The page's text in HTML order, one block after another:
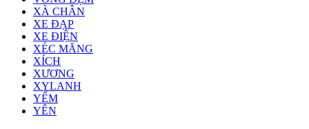
XÀ CHÂN
XE ĐẠP
XE ĐIỆN
XÉC MĂNG
XÍCH
XƯƠNG
XYLANH
YẾM
YÊN